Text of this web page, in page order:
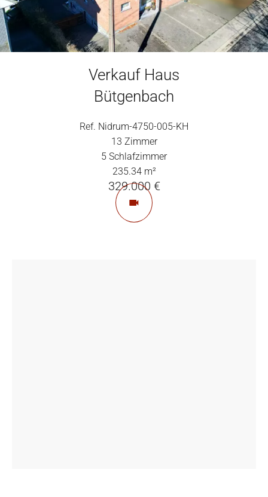
Verkauf Haus
Bütgenbach
Ref. Nidrum-4750-005-KH
13 Zimmer
5 Schlafzimmer
235.34 m²
329.000 €